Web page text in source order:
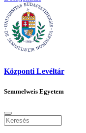
Központi Levéltár
Semmelweis Egyetem